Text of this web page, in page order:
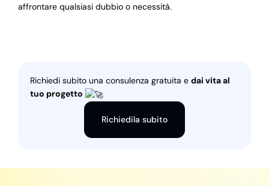
affrontare qualsiasi dubbio o necessità.
Richiedi subito una consulenza gratuita e dai vita al
tuo progetto
Richiedila subito